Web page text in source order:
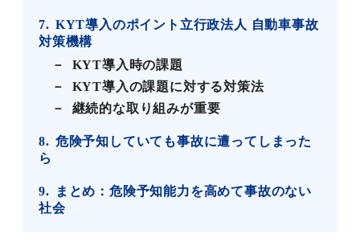
7
KYT導入のポイント立行政法人 自動車事故
対策機構
KYT導入時の課題
KYT導入の課題に対する対策法
継続的な取り組みが重要
8
危険予知していても事故に遭ってしまった
ら
9
まとめ：危険予知能力を高めて事故のない
社会